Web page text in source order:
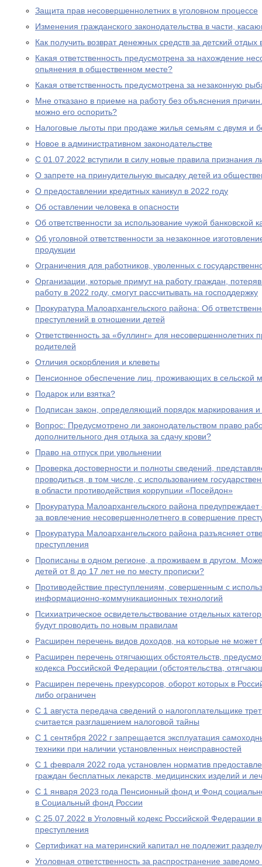
Защита прав несовершеннолетних в уголовном процессе
Изменения гражданского законодательства в части,
Как получить возврат денежных средств за детский отдых
Какая ответственность предусмотрена за нахождение
опьянения в общественном месте?
Какая ответственность предусмотрена за незаконную
Мне отказано в приеме на работу без объяснения
можно его оспорить?
Налоговые льготы при продаже жилья семьям с двумя и
Новое в административном законодательстве
С 01.07.2022 вступили в силу новые правила признания
О запрете на принудительную высадку детей из
О предоставлении кредитных каникул в 2022 году
Об оставлении человека в опасности
Об ответственности за использование чужой банковской
Об уголовной ответственности за незаконное
продукции
Ограничения для работников, уволенных с
Организации, которые примут на работу граждан,
работу в 2022 году, смогут рассчитывать на господдержку
Прокуратура Малоархангельского района: Об
преступлений в отношении детей
Ответственность за «буллинг» для несовершеннолетних
родителей
Отличия оскорбления и клеветы
Пенсионное обеспечение лиц, проживающих в сельской
Подарок или взятка?
Подписан закон, определяющий порядок маркирования и
Вопрос: Предусмотрено ли законодательством право
дополнительного дня отдыха за сдачу крови?
Право на отпуск при увольнении
Проверка достоверности и полноты сведений,
проводиться, в том числе, с использованием
в области противодействия коррупции «Посейдон»
Прокуратура Малоархангельского района предупреждает
за вовлечение несовершеннолетнего в совершение
Прокуратура Малоархангельского района разъясняет
преступления
Прописаны в одном регионе, а проживаем в другом.
детей от 8 до 17 лет не по месту прописки?
Противодействие преступлениям, совершенным с
информационно-коммуникационных технологий
Психиатрическое освидетельствование отдельных
будут проводить по новым правилам
Расширен перечень видов доходов, на которые не может
Расширен перечень отягчающих обстоятельств,
кодекса Российской Федерации (обстоятельства,
Расширен перечень прекурсоров, оборот которых в
либо ограничен
С 1 августа передача сведений о налогоплательщике
считается разглашением налоговой тайны
С 1 сентября 2022 г запрещается эксплуатация
техники при наличии установленных неисправностей
С 1 февраля 2022 года установлен норматив
граждан бесплатных лекарств, медицинских изделий и
С 1 января 2023 года Пенсионный фонд и Фонд
в Социальный фонд России
С 25.07.2022 в Уголовный кодекс Российской Федерации
преступления
Сертификат на материнский капитал не подлежит
Уголовная ответственность за распространение